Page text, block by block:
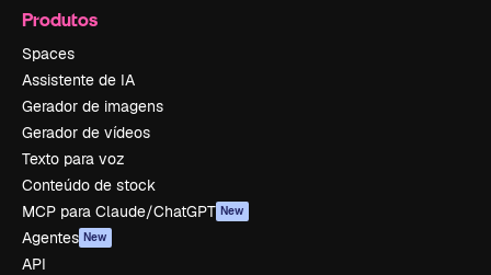
Produtos
Spaces
Assistente de IA
Gerador de imagens
Gerador de vídeos
Texto para voz
Conteúdo de stock
MCP para Claude/ChatGPT New
Agentes New
API